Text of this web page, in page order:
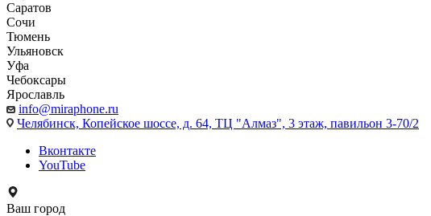
Саратов
Сочи
Тюмень
Ульяновск
Уфа
Чебоксары
Ярославль
info@miraphone.ru
Челябинск, Копейское шоссе, д. 64, ТЦ "Алмаз", 3 этаж, павильон 3-70/2
Вконтакте
YouTube
Ваш город